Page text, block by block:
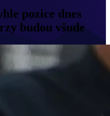
pozice dnes
budou všude